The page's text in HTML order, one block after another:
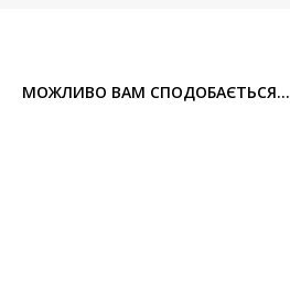
МОЖЛИВО ВАМ СПОДОБАЄТЬСЯ...